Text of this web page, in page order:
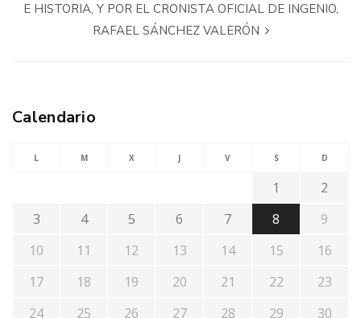
E HISTORIA, Y POR EL CRONISTA OFICIAL DE INGENIO,
RAFAEL SÁNCHEZ VALERÓN
Calendario
L M X J V S D
1
2
3
4 5 6 7 8
9
10
11 12 13 14 15
16
17
18 19 20 21 22
23
24
25 26 27 28 29
30